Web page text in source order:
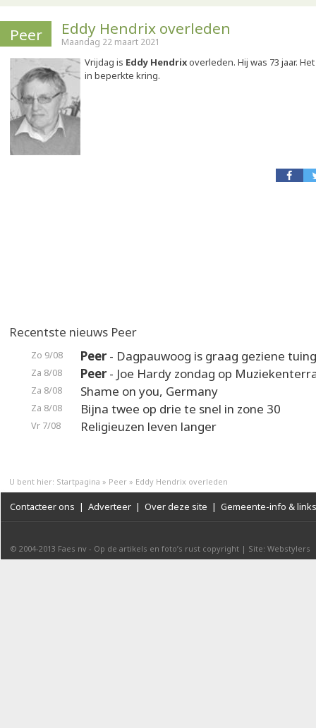
Peer Eddy Hendrix overleden
Maandag 22 maart 2021
Vrijdag is Eddy Hendrixoverleden. Hij was 73 jaar.
in beperkte kring.
Recentste nieuws Peer
Zo 9/08 Peer- Dagpauwoog is graag geziene
Za 8/08 Peer- Joe Hardy zondag op
Za 8/08 Shame on you, Germany
Za 8/08 Bijna twee op drie te snel in zone 30
Vr 7/08 Religieuzen leven langer
U bent hier: Startpagina » Peer » Eddy Hendrix overleden
Contacteer ons | Adverteer | Over deze site | Gemeente-info & links
© 2004-2013 Faes nv - Op de artikels en foto’s rust copyright | Site: Webstylers